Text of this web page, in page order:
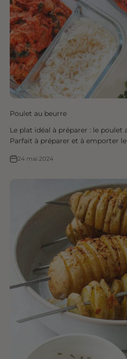
Poulet au beurre
Le plat idéal à préparer : le poulet
Parfait à préparer et à emporter
24 mai 2024